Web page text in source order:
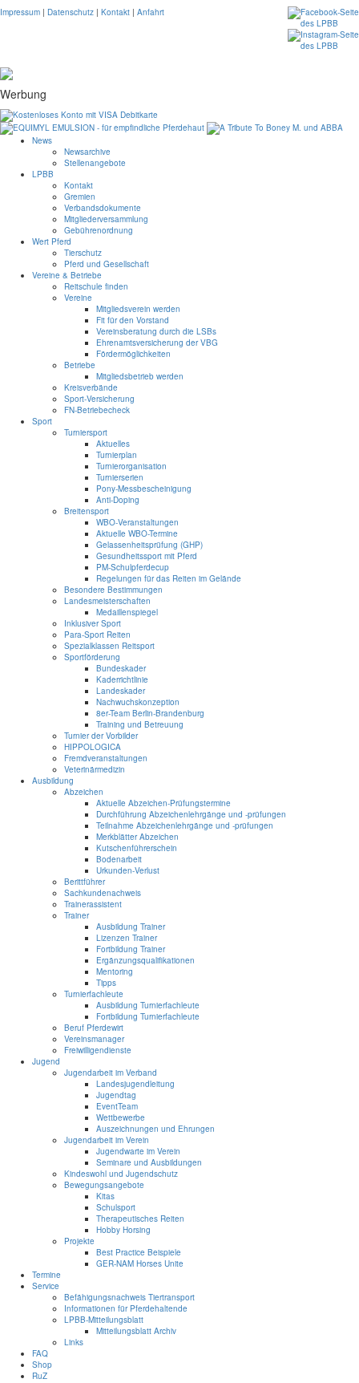
Impressum | Datenschutz | Kontakt | Anfahrt
Werbung
News
Newsarchive
Stellenangebote
LPBB
Kontakt
Gremien
Verbandsdokumente
Mitgliederversammlung
Gebührenordnung
Wert Pferd
Tierschutz
Pferd und Gesellschaft
Vereine & Betriebe
Reitschule finden
Vereine
Mitgliedsverein werden
Fit für den Vorstand
Vereinsberatung durch die LSBs
Ehrenamtsversicherung der VBG
Fördermöglichkeiten
Betriebe
Mitgliedsbetrieb werden
Kreisverbände
Sport-Versicherung
FN-Betriebecheck
Sport
Turniersport
Aktuelles
Turnierplan
Turnierorganisation
Turnierserien
Pony-Messbescheinigung
Anti-Doping
Breitensport
WBO-Veranstaltungen
Aktuelle WBO-Termine
Gelassenheitsprüfung (GHP)
Gesundheitssport mit Pferd
PM-Schulpferdecup
Regelungen für das Reiten im Gelände
Besondere Bestimmungen
Landesmeisterschaften
Medaillenspiegel
Inklusiver Sport
Para-Sport Reiten
Spezialklassen Reitsport
Sportförderung
Bundeskader
Kaderrichtlinie
Landeskader
Nachwuchskonzeption
8er-Team Berlin-Brandenburg
Training und Betreuung
Turnier der Vorbilder
HIPPOLOGICA
Fremdveranstaltungen
Veterinärmedizin
Ausbildung
Abzeichen
Aktuelle Abzeichen-Prüfungstermine
Durchführung Abzeichenlehrgänge und -prüfungen
Teilnahme Abzeichenlehrgänge und -prüfungen
Merkblätter Abzeichen
Kutschenführerschein
Bodenarbeit
Urkunden-Verlust
Berittführer
Sachkundenachweis
Trainerassistent
Trainer
Ausbildung Trainer
Lizenzen Trainer
Fortbildung Trainer
Ergänzungsqualifikationen
Mentoring
Tipps
Turnierfachleute
Ausbildung Turnierfachleute
Fortbildung Turnierfachleute
Beruf Pferdewirt
Vereinsmanager
Freiwilligendienste
Jugend
Jugendarbeit im Verband
Landesjugendleitung
Jugendtag
EventTeam
Wettbewerbe
Auszeichnungen und Ehrungen
Jugendarbeit im Verein
Jugendwarte im Verein
Seminare und Ausbildungen
Kindeswohl und Jugendschutz
Bewegungsangebote
Kitas
Schulsport
Therapeutisches Reiten
Hobby Horsing
Projekte
Best Practice Beispiele
GER-NAM Horses Unite
Termine
Service
Befähigungsnachweis Tiertransport
Informationen für Pferdehaltende
LPBB-Mitteilungsblatt
Mitteilungsblatt Archiv
Links
FAQ
Shop
RuZ